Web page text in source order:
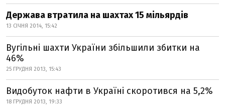
Держава втратила на шахтах 15 мільярдів
13 СІЧНЯ 2014, 15:42
Вугільні шахти України збільшили збитки на
46%
25 ГРУДНЯ 2013, 15:43
Видобуток нафти в Україні скоротився на 5,2%
18 ГРУДНЯ 2013, 19:33